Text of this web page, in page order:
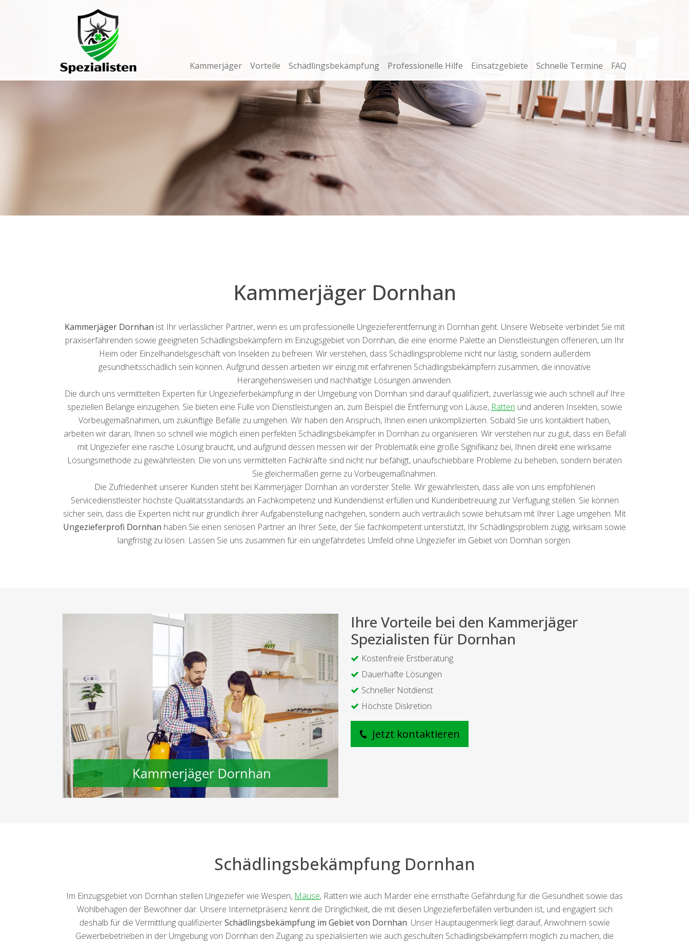
Navigation
Kammerjäger Vorteile Schädlingsbekämpfung Professionelle Hilfe Einsatzgebiete Schnelle Termine FAQ
Kammerjäger Dornhan
Kammerjäger Dornhan ist Ihr verlässlicher Partner, wenn es um professionelle Ungezieferentfernung in Dornhan geht. Unsere Webseite verbindet Sie mit
praxiserfahrenden sowie geeigneten Schädlingsbekämpfern im Einzugsgebiet von Dornhan, die eine enorme Palette an Dienstleistungen offerieren, um Ihr
Heim oder Einzelhandelsgeschäft von Insekten zu befreien. Wir verstehen, dass Schädlingsprobleme nicht nur lästig, sondern außerdem
gesundheitsschädlich sein können. Aufgrund dessen arbeiten wir einzig mit erfahrenen Schädlingsbekämpfern zusammen, die innovative
Herangehensweisen und nachhaltige Lösungen anwenden.
Die durch uns vermittelten Experten für Ungezieferbekämpfung in der Umgebung von Dornhan sind darauf qualifiziert, zuverlässig wie auch schnell auf Ihre
speziellen Belange einzugehen. Sie bieten eine Fülle von Dienstleistungen an, zum Beispiel die Entfernung von Läuse, Ratten und anderen Insekten, sowie
Vorbeugemaßnahmen, um zukünftige Befälle zu umgehen. Wir haben den Anspruch, Ihnen einen unkomplizierten. Sobald Sie uns kontaktiert haben,
arbeiten wir daran, Ihnen so schnell wie möglich einen perfekten Schädlingsbekämpfer in Dornhan zu organisieren. Wir verstehen nur zu gut, dass ein Befall
mit Ungeziefer eine rasche Lösung braucht, und aufgrund dessen messen wir der Problematik eine große Signifikanz bei, Ihnen direkt eine wirksame
Lösungsmethode zu gewährleisten. Die von uns vermittelten Fachkräfte sind nicht nur befähigt, unaufschiebbare Probleme zu beheben, sondern beraten
Sie gleichermaßen gerne zu Vorbeugemaßnahmen.
Die Zufriedenheit unserer Kunden steht bei Kammerjäger Dornhan an vorderster Stelle. Wir gewährleisten, dass alle von uns empfohlenen
Servicedienstleister höchste Qualitätsstandards an Fachkompetenz und Kundendienst erfüllen und Kundenbetreuung zur Verfügung stellen. Sie können
sicher sein, dass die Experten nicht nur gründlich ihrer Aufgabenstellung nachgehen, sondern auch vertraulich sowie behutsam mit Ihrer Lage umgehen. Mit
Ungezieferprofi Dornhan haben Sie einen seriösen Partner an Ihrer Seite, der Sie fachkompetent unterstützt, Ihr Schädlingsproblem zügig, wirksam sowie
langfristig zu lösen. Lassen Sie uns zusammen für ein ungefährdetes Umfeld ohne Ungeziefer im Gebiet von Dornhan sorgen.
Ihre Vorteile bei den Kammerjäger
Spezialisten für Dornhan
Kostenfreie Erstberatung
Dauerhafte Lösungen
Schneller Notdienst
Höchste Diskretion
Jetzt kontaktieren
Schädlingsbekämpfung Dornhan
Im Einzugsgebiet von Dornhan stellen Ungeziefer wie Wespen, Mäuse, Ratten wie auch Marder eine ernsthafte Gefährdung für die Gesundheit sowie das
Wohlbehagen der Bewohner dar. Unsere Internetpräsenz kennt die Dringlichkeit, die mit diesen Ungezieferbefällen verbunden ist, und engagiert sich
deshalb für die Vermittlung qualifizierterSchädlingsbekämpfung im Gebiet von Dornhan. Unser Hauptaugenmerk liegt darauf, Anwohnern sowie
Gewerbebetrieben in der Umgebung von Dornhan den Zugang zu spezialisierten wie auch geschulten Schädlingsbekämpfern möglich zu machen, die